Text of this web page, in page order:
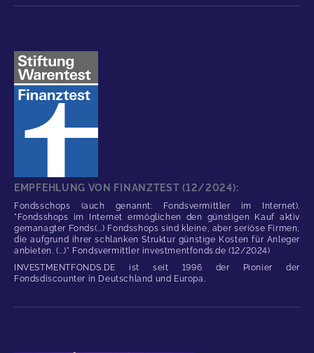
EMPFEHLUNG VON FINANZTEST (12/2024):
Fondsschops (auch genannt: Fondsvermittler im Internet).
"Fondsshops im Internet ermöglichen den günstigen Kauf aktiv
gemanagter Fonds(...) Fondsshops sind kleine, aber seriöse Firmen,
die aufgrund ihrer schlanken Struktur günstige Kosten für Anleger
anbieten. (...)" Fondsvermittler investmentfonds.de (12/2024)
INVESTMENTFONDS.DE ist seit 1996 der Pionier der
Fondsdiscounter in Deutschland und Europa.